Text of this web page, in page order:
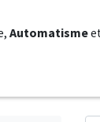
Automatisme